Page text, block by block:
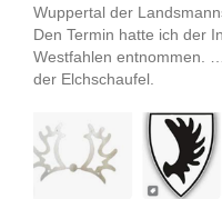
Wuppertal der
Den Termin hatte ich der
Westfahlen entnommen.
der Elchschaufel.